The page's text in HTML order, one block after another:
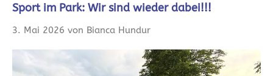
Sport im Park: Wir sind wieder dabei!!!
3. Mai 2026 von Bianca Hundur